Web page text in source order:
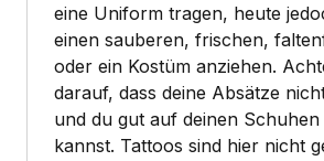
eine Uniform tragen, heute
einen sauberen, frischen,
oder ein Kostüm anziehen.
darauf, dass deine Absätze
und du gut auf deinen
kannst. Tattoos sind hier nicht